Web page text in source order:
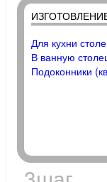
Для кухни
В ванную
Подоконники